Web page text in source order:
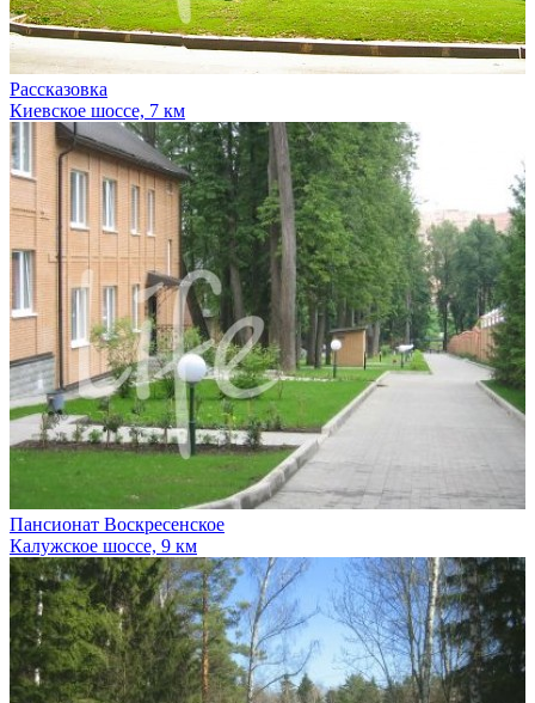
Рассказовка
Киевское шоссе, 7 км
Пансионат Воскресенское
Калужское шоссе, 9 км